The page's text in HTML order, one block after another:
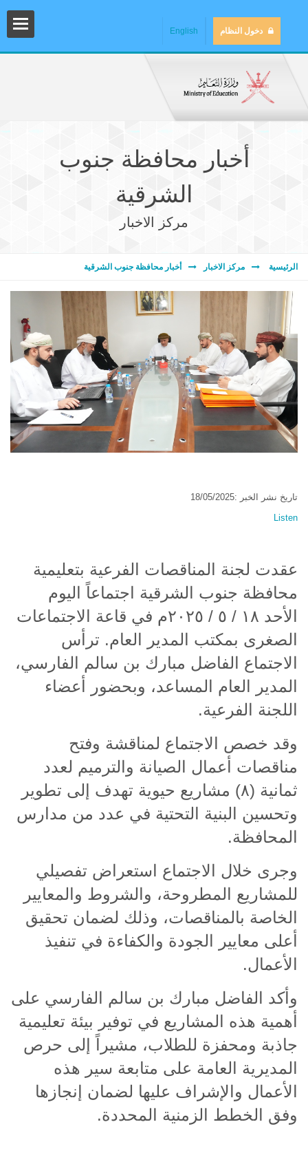
دخول النظام English
أخبار محافظة جنوب
الشرقية
مركز الاخبار
الرئيسية مركز الاخبار أخبار محافظة جنوب الشرقية
تاريخ نشر الخبر :18/05/2025
Listen
عقدت لجنة المناقصات الفرعية بتعليمية
محافظة جنوب الشرقية اجتماعاً اليوم
الأحد ١٨ / ٥ / ٢٠٢٥م في قاعة الاجتماعات
الصغرى بمكتب المدير العام. ترأس
الاجتماع الفاضل مبارك بن سالم الفارسي،
المدير العام المساعد، وبحضور أعضاء
اللجنة الفرعية.
وقد خصص الاجتماع لمناقشة وفتح
مناقصات أعمال الصيانة والترميم لعدد
ثمانية (٨) مشاريع حيوية تهدف إلى تطوير
وتحسين البنية التحتية في عدد من مدارس
المحافظة.
وجرى خلال الاجتماع استعراض تفصيلي
للمشاريع المطروحة، والشروط والمعايير
الخاصة بالمناقصات، وذلك لضمان تحقيق
أعلى معايير الجودة والكفاءة في تنفيذ
الأعمال.
وأكد الفاضل مبارك بن سالم الفارسي على
أهمية هذه المشاريع في توفير بيئة تعليمية
جاذبة ومحفزة للطلاب، مشيراً إلى حرص
المديرية العامة على متابعة سير هذه
الأعمال والإشراف عليها لضمان إنجازها
وفق الخطط الزمنية المحددة.